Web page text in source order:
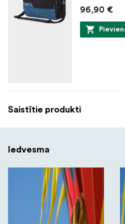
96,90 €
Saistītie produkti
Iedvesma